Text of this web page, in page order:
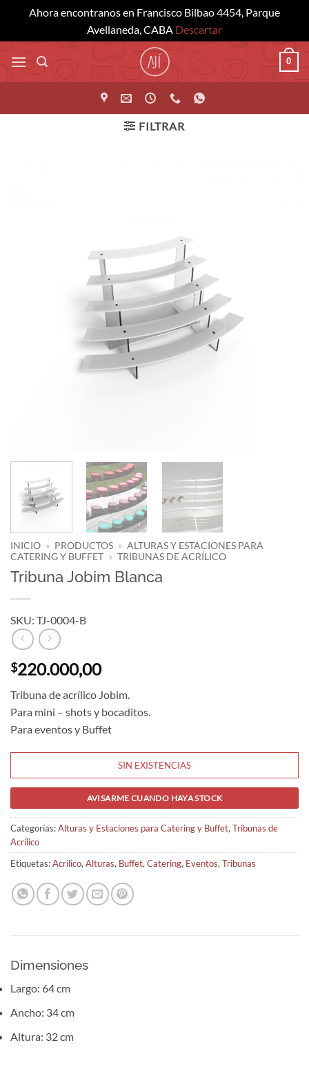
Ahora encontranos en Francisco Bilbao 4454, Parque
Avellaneda, CABA Descartar
Saltar
al
contenido
0
FILTRAR
INICIO » PRODUCTOS » ALTURAS Y ESTACIONES PARA
CATERING Y BUFFET » TRIBUNAS DE ACRÍLICO
Tribuna Jobim Blanca
SKU: TJ-0004-B
$220.000,00
Tribuna de acrílico Jobim.
Para mini – shots y bocaditos.
Para eventos y Buffet
SIN EXISTENCIAS
AVISARME CUANDO HAYA STOCK
Categorías:Alturas y Estaciones para Catering y Buffet, Tribunas de
Acrílico
Etiquetas:Acrilico, Alturas, Buffet, Catering, Eventos, Tribunas
Dimensiones
Largo: 64 cm
Ancho: 34 cm
Altura: 32 cm